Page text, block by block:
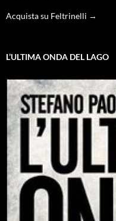
Acquista su Feltrinelli →
L’ULTIMA ONDA DEL LAGO